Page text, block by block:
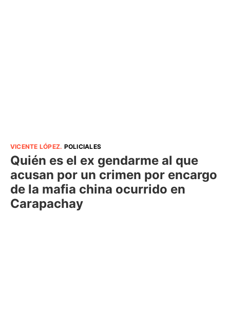
VICENTE LÓPEZ. POLICIALES
Quién es el ex gendarme al que
acusan por un crimen por encargo
de la mafia china ocurrido en
Carapachay